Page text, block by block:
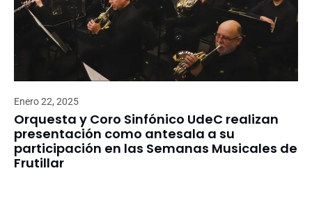
Enero 22, 2025
Orquesta y Coro Sinfónico UdeC realizan
presentación como antesala a su
participación en las Semanas Musicales de
Frutillar